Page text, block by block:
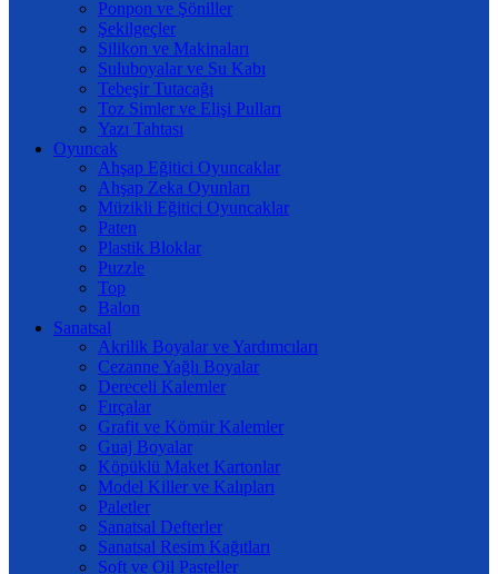
Ponpon ve Şöniller
Şekilgeçler
Silikon ve Makinaları
Suluboyalar ve Su Kabı
Tebeşir Tutacağı
Toz Simler ve Elişi Pulları
Yazı Tahtası
Oyuncak
Ahşap Eğitici Oyuncaklar
Ahşap Zeka Oyunları
Müzikli Eğitici Oyuncaklar
Paten
Plastik Bloklar
Puzzle
Top
Balon
Sanatsal
Akrilik Boyalar ve Yardımcıları
Cezanne Yağlı Boyalar
Dereceli Kalemler
Fırçalar
Grafit ve Kömür Kalemler
Guaj Boyalar
Köpüklü Maket Kartonlar
Model Killer ve Kalıpları
Paletler
Sanatsal Defterler
Sanatsal Resim Kağıtları
Soft ve Oil Pasteller